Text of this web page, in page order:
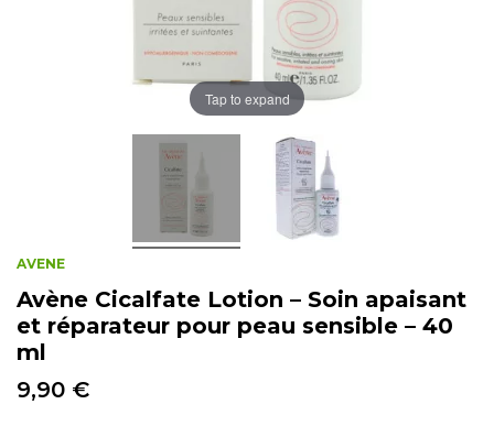
Tap to expand
AVENE
Avène Cicalfate Lotion – Soin apaisant
et réparateur pour peau sensible – 40
ml
9,90 €